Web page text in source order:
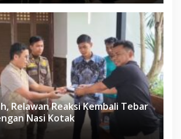
Relawan Reaksi Kembali Tebar
Nasi Kotak